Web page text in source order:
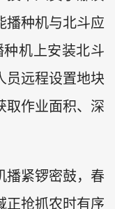
播种机与北斗应
机上安装北斗
员远程设置地块
取作业面积、深
播紧锣密鼓，春
正抢抓农时有序